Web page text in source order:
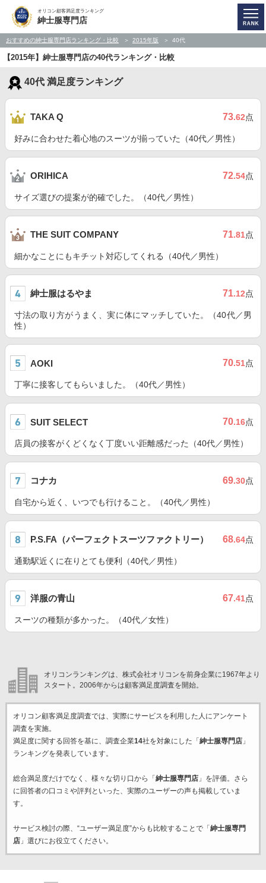
オリコン顧客満足度ランキング
紳士服専門店
おすすめの紳士服専門店ランキング・比較 2015年版 40代
【2015年】紳士服専門店の40代ランキング・比較
40代 満足度ランキング
TAKA Q 73.62点
好みに合わせた着心地のスーツが揃っていた（40代／男性）
ORIHICA 72.54点
サイズ選びの提案が的確でした。（40代／男性）
THE SUIT COMPANY 71.81点
細かなことにもキチット対応してくれる（40代／男性）
紳士服はるやま 71.12点
寸法の取り方がうまく、実に体にマッチしていた。（40代／男
性）
AOKI 70.51点
丁寧に接客してもらいました。（40代／男性）
SUIT SELECT 70.16点
店員の接客がくどくなく丁度いい距離感だった（40代／男性）
コナカ 69.30点
自宅から近く、いつでも行けること。（40代／男性）
P.S.FA（パーフェクトスーツファクトリー） 68.64点
通勤駅近くに在りとても便利（40代／男性）
洋服の青山 67.41点
スーツの種類が多かった。（40代／女性）
オリコンランキングは、株式会社オリコンを前身企業に1967年より
スタート。2006年からは顧客満足度調査を開始。
オリコン顧客満足度調査では、実際にサービスを利用した 人にアンケート
調査を実施。
満足度に関する回答を基に、調査企業14社を対象にした「 紳士服専門店」
ランキングを発表しています。
総合満足度だけでなく、様々な切り口から「 紳士服専門店」を評価。さら
に回答者の口コミや評判といった、実際のユーザーの声も掲載していま
す。
サービス検討の際、“ユーザー満足度”からも比較することで「 紳士服専門
店」選びにお役立てください。